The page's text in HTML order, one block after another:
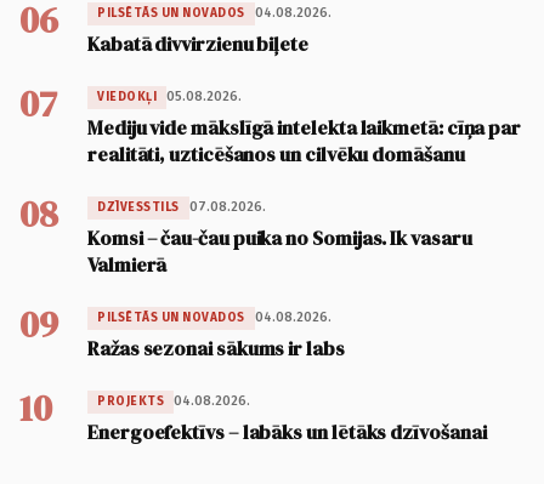
06 PILSĒTĀS UN NOVADOS 04.08.2026.
Kabatā divvirzienu biļete
07 VIEDOKĻI 05.08.2026.
Mediju vide mākslīgā intelekta laikmetā: cīņa par
realitāti, uzticēšanos un cilvēku domāšanu
08 DZĪVESSTILS 07.08.2026.
Komsi – čau-čau puika no Somijas. Ik vasaru
Valmierā
09 PILSĒTĀS UN NOVADOS 04.08.2026.
Ražas sezonai sākums ir labs
10 PROJEKTS 04.08.2026.
Energoefektīvs – labāks un lētāks dzīvošanai